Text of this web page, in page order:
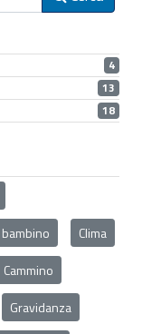
4
13
18
Clima
Cammino
Gravidanza